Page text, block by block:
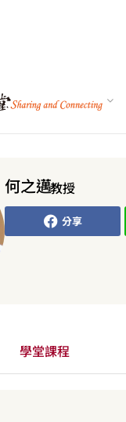
何之邁教授
分享
學堂課程